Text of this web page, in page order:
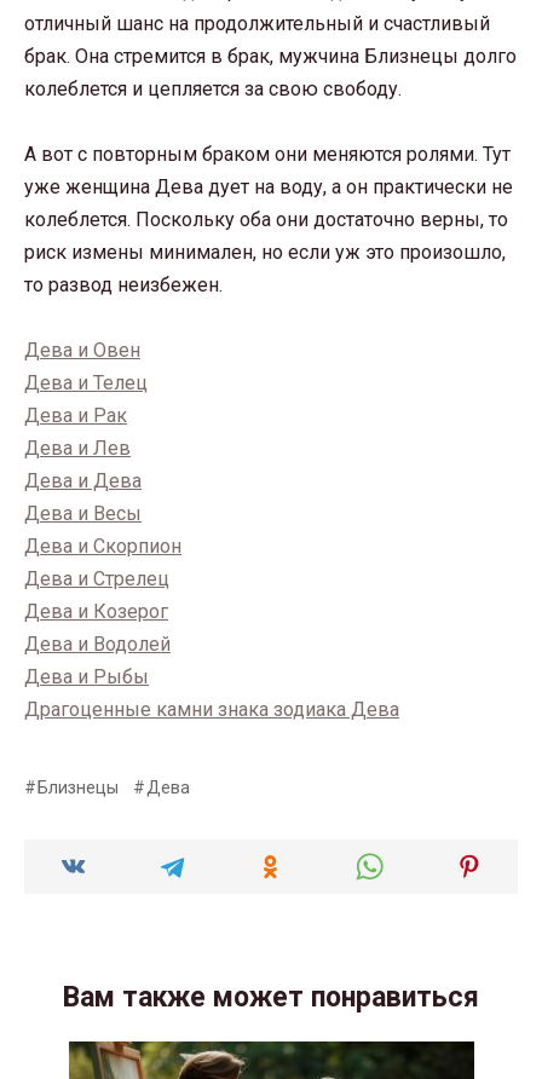
отличный шанс на продолжительный и счастливый
брак. Она стремится в брак, мужчина Близнецы долго
колеблется и цепляется за свою свободу.
А вот с повторным браком они меняются ролями. Тут
уже женщина Дева дует на воду, а он практически не
колеблется. Поскольку оба они достаточно верны, то
риск измены минимален, но если уж это произошло,
то развод неизбежен.
Дева и Овен
Дева и Телец
Дева и Рак
Дева и Лев
Дева и Дева
Дева и Весы
Дева и Скорпион
Дева и Стрелец
Дева и Козерог
Дева и Водолей
Дева и Рыбы
Драгоценные камни знака зодиака Дева
Близнецы Дева
Вам также может понравиться